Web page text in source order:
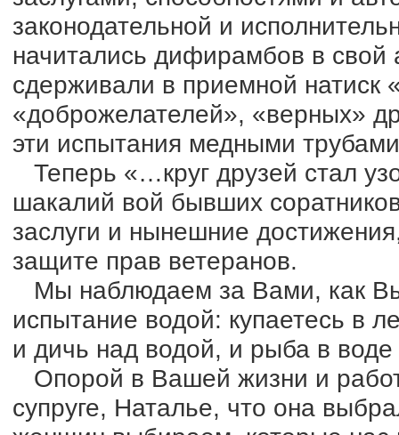
законодательной и
начитались дифирамбов в
сдерживали в приемной натиск
«доброжелателей», «верных»
эти испытания медными
Теперь «…круг друзей стал
шакалий вой бывших
заслуги и нынешние
защите прав ветеранов.
Мы наблюдаем за Вами, как
испытание водой: купаетесь в
и дичь над водой, и рыба в воде
Опорой в Вашей жизни и
супруге, Наталье, что она